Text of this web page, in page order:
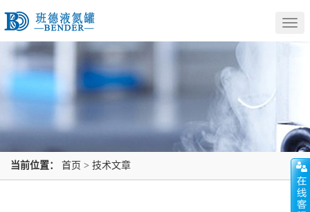
当前位置： 首页 > 技术文章